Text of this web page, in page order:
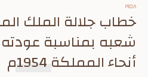
١٩٥٨
خطاب جلالة الملك
شعبه بمناسبة
أنحاء المملكة 1954م